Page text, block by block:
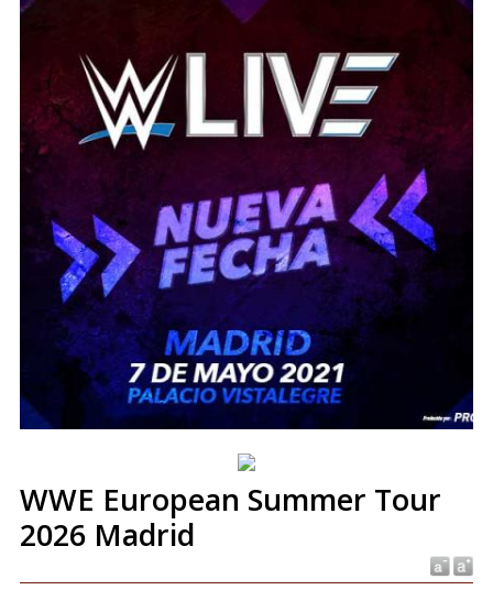
WWE European Summer Tour
2026 Madrid